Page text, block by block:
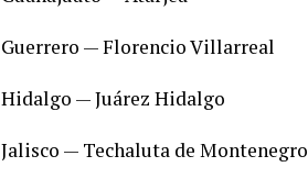
Guerrero — Florencio Villarreal
Hidalgo — Juárez Hidalgo
Jalisco — Techaluta de Montenegro